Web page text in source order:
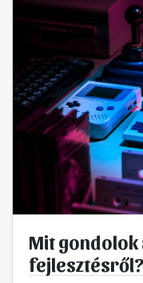
Mit
fejlesztésről?